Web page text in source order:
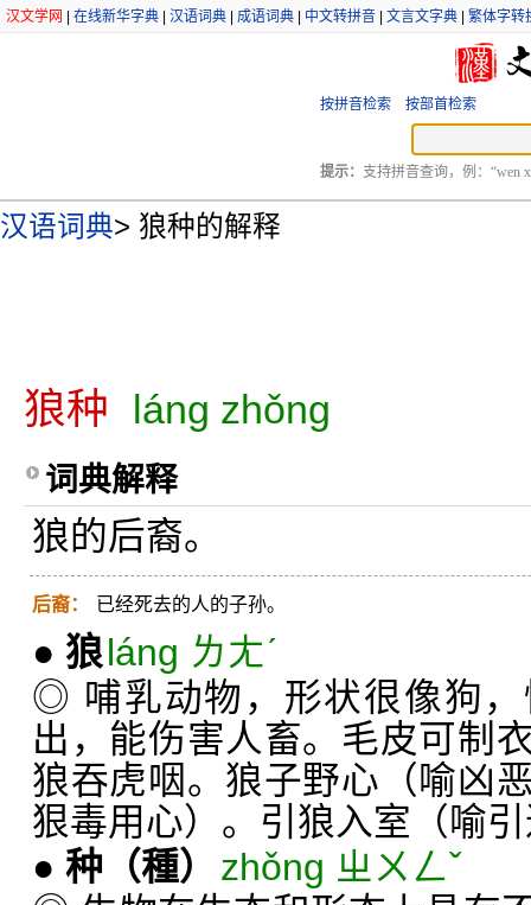
汉文学网 在线新华字典 汉语词典 成语词典 中文转拼音 文言文字典 繁体字转
按拼音检索 按部首检索
提示： 支持拼音查询，例：“wen
汉语词典> 狼种的解释
狼种 láng zhǒng
词典解释
狼的后裔。
后裔： 已经死去的人的子孙。
● 狼láng ㄌㄤˊ
◎ 哺乳动物，形状很像狗
出，能伤害人畜。毛皮可制
狼吞虎咽。狼子野心（喻凶
狠毒用心）。引狼入室（喻
● 种 （種）
zhǒng ㄓㄨㄥˇ